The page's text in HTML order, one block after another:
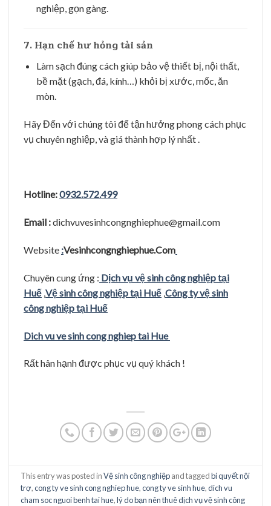
nghiệp, gọn gàng.
7. Hạn chế hư hỏng tài sản
Làm sạch đúng cách giúp bảo vệ thiết bị, nội thất,
bề mặt (gạch, đá, kính…) khỏi bị xước, mốc, ăn
mòn.
Hãy Đến với chúng tôi để tận hưởng phong cách phục
vụ chuyên nghiệp, và giá thành hợp lý nhất .
Hotline:0932.572.499
Email :dichvuvesinhcongnghiephue@gmail.com
Website :Vesinhcongnghiephue.Com
Chuyên cung ứng : Dịch vụ vệ sinh công nghiệp tại
Huế Vệ sinh công nghiệp tại Huế Công ty vệ sinh
công nghiệp tại Huế
Dich vu ve sinh cong nghiep tai Hue
Rất hân hạnh được phục vụ quý khách !
This entry was posted inVệ sinh công nghiệpand taggedbí quyết nội
trợ,cong ty ve sinh cong nghiep hue,cong ty ve sinh hue,dich vu
cham soc nguoi benh tai hue,lý do bạn nên thuê dịch vụ vệ sinh công